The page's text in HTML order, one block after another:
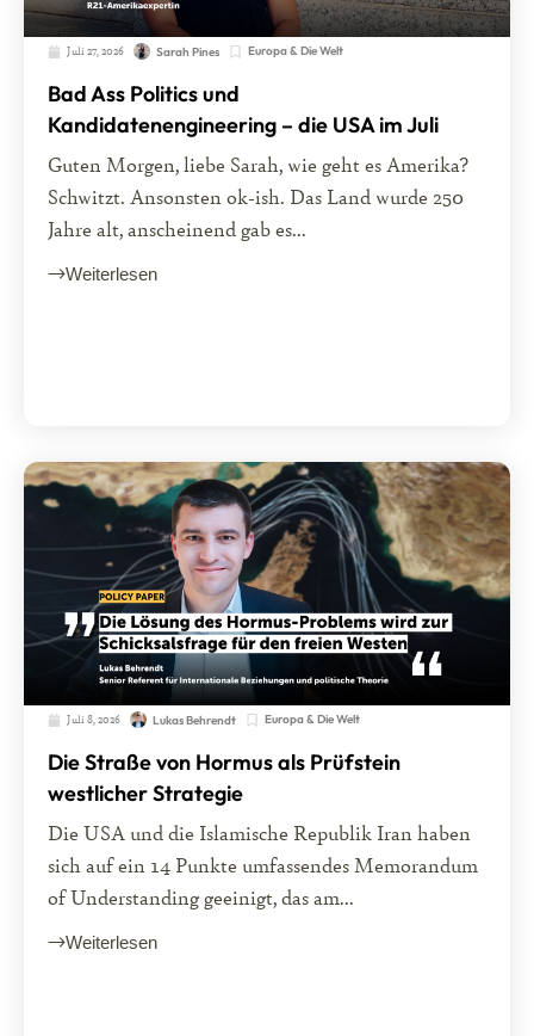
Juli 27, 2026 Sarah Pines Europa & Die Welt
Bad Ass Politics und
Kandidatenengineering – die USA im Juli
Guten Morgen, liebe Sarah, wie geht es Amerika?
Schwitzt. Ansonsten ok-ish. Das Land wurde 250
Jahre alt, anscheinend gab es...
Weiterlesen
Juli 8, 2026 Lukas Behrendt Europa & Die Welt
Die Straße von Hormus als Prüfstein
westlicher Strategie
Die USA und die Islamische Republik Iran haben
sich auf ein 14 Punkte umfassendes Memorandum
of Understanding geeinigt, das am...
Weiterlesen